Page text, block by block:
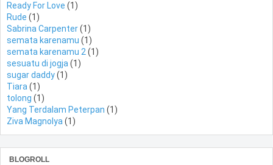
Ready For Love (1)
Rude (1)
Sabrina Carpenter(1)
semata karenamu (1)
semata karenamu 2 (1)
sesuatu di jogja (1)
sugar daddy(1)
Tiara (1)
tolong (1)
Yang Terdalam Peterpan (1)
Ziva Magnolya (1)
BLOGROLL